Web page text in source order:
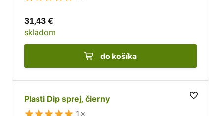
31,43 €
skladom
do košíka
Plasti Dip sprej, čierny
1×